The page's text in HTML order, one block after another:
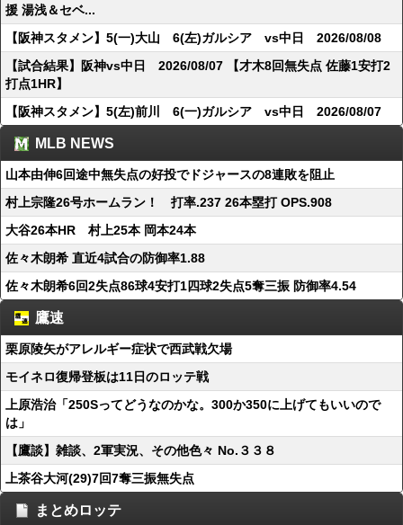
援 湯浅＆セベ...
【阪神スタメン】5(一)大山 6(左)ガルシア vs中日 2026/08/08
【試合結果】阪神vs中日 2026/08/07 【才木8回無失点 佐藤1安打2
打点1HR】
【阪神スタメン】5(左)前川 6(一)ガルシア vs中日 2026/08/07
MLB NEWS
山本由伸6回途中無失点の好投でドジャースの8連敗を阻止
村上宗隆26号ホームラン！ 打率.237 26本塁打 OPS.908
大谷26本HR 村上25本 岡本24本
佐々木朗希 直近4試合の防御率1.88
佐々木朗希6回2失点86球4安打1四球2失点5奪三振 防御率4.54
鷹速
栗原陵矢がアレルギー症状で西武戦欠場
モイネロ復帰登板は11日のロッテ戦
上原浩治「250Sってどうなのかな。300か350に上げてもいいので
は」
【鷹談】雑談、2軍実況、その他色々 No.３３８
上茶谷大河(29)7回7奪三振無失点
まとめロッテ